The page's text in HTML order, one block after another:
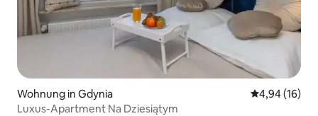
Wohnung in Gdynia
4,94 (16)
Luxus-Apartment Na Dziesiątym